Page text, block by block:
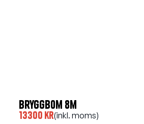
Bryggbom 8m
13300 kr(inkl. moms)